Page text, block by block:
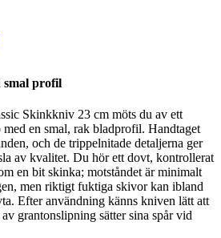
smal profil
Skinkkniv 23 cm möts du av ett
med en smal, rak bladprofil. Handtaget
och de trippelnitade detaljerna ger
av kvalitet. Du hör ett dovt, kontrollerat
en bit skinka; motståndet är minimalt
men riktigt fuktiga skivor kan ibland
Efter användning känns kniven lätt att
grantonslipning sätter sina spår vid